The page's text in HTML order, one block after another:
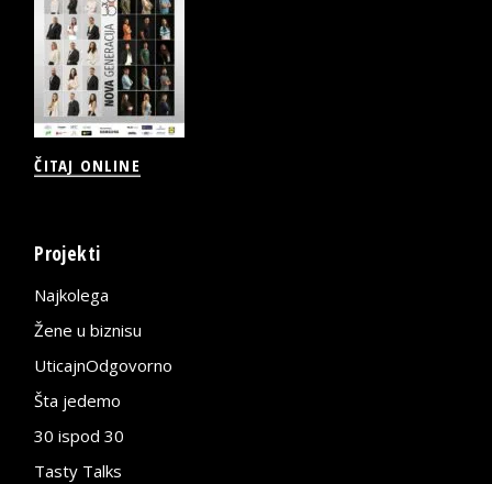
ČITAJ ONLINE
Projekti
Najkolega
Žene u biznisu
UticajnOdgovorno
Šta jedemo
30 ispod 30
Tasty Talks